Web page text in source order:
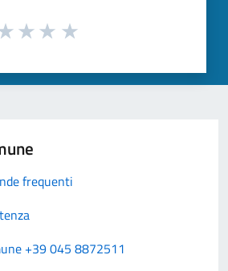
frequenti
+39 045 8872511